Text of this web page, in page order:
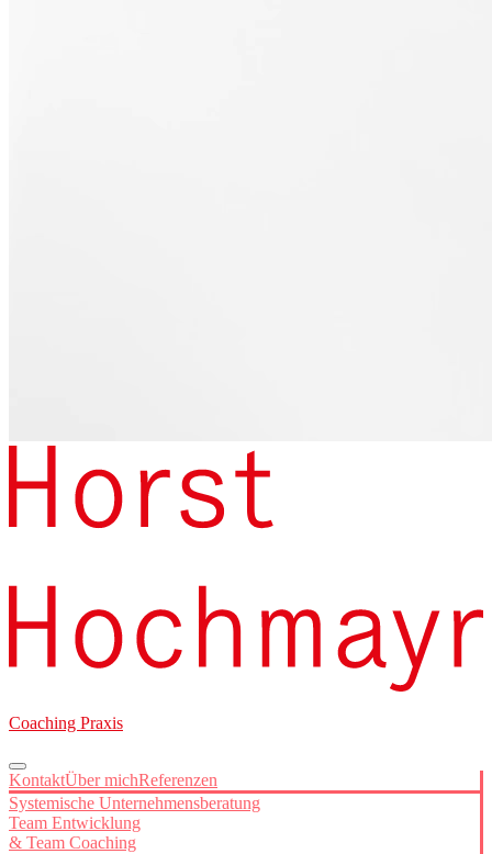
Coaching Praxis
KontaktÜber michReferenzen
Systemische Unternehmensberatung
Team Entwicklung
& Team Coaching